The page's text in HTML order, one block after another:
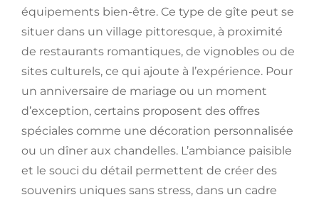
équipements bien-être. Ce type de gîte peut se
situer dans un village pittoresque, à proximité
de restaurants romantiques, de vignobles ou de
sites culturels, ce qui ajoute à l’expérience. Pour
un anniversaire de mariage ou un moment
d’exception, certains proposent des offres
spéciales comme une décoration personnalisée
ou un dîner aux chandelles. L’ambiance paisible
et le souci du détail permettent de créer des
souvenirs uniques sans stress, dans un cadre